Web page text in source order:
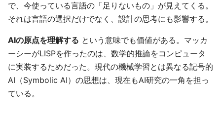
で、今使っている言語の「足りないもの」が見えてくる。
それは言語の選択だけでなく、設計の思考にも影響する。
AIの原点を理解する という意味でも価値がある。マッカ
ーシーがLISPを作ったのは、数学的推論をコンピュータ
に実装するためだった。現代の機械学習とは異なる記号的
AI（Symbolic AI）の思想は、現在もAI研究の一角を担っ
ている。